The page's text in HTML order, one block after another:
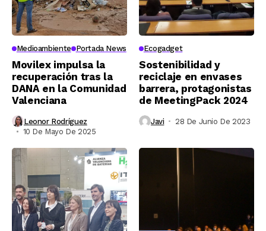
Medioambiente Portada News
Movilex impulsa la
recuperación tras la
DANA en la Comunidad
Valenciana
Leonor Rodríguez
10 De Mayo De 2025
Ecogadget
Sostenibilidad y
reciclaje en envases
barrera, protagonistas
de MeetingPack 2024
Javi 28 De Junio De 2023